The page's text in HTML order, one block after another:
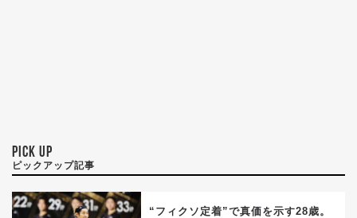
PICK UP
ピックアップ記事
“フィクソ定着”で真価を示す28歳。